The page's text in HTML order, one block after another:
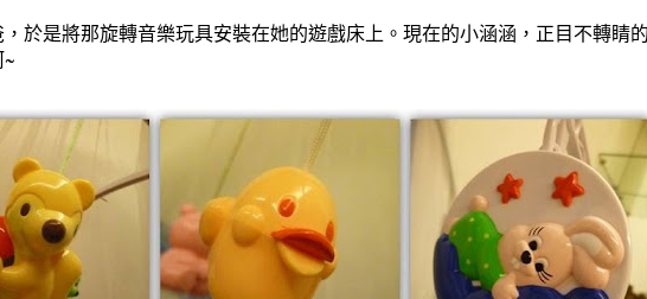
於是將那旋轉音樂玩具安裝在她的遊戲床上。現在的小涵涵，正目不轉睛